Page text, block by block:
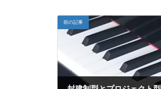
前の記事